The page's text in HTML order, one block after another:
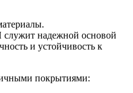
надежной основой
и устойчивость к
покрытиями: